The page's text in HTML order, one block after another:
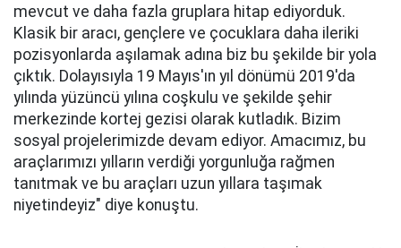
mevcut ve daha fazla gruplara hitap ediyorduk.
Klasik bir aracı, gençlere ve çocuklara daha ileriki
pozisyonlarda aşılamak adına biz bu şekilde bir yola
çıktık. Dolayısıyla 19 Mayıs'ın yıl dönümü 2019'da
yılında yüzüncü yılına coşkulu ve şekilde şehir
merkezinde kortej gezisi olarak kutladık. Bizim
sosyal projelerimizde devam ediyor. Amacımız, bu
araçlarımızı yılların verdiği yorgunluğa rağmen
tanıtmak ve bu araçları uzun yıllara taşımak
niyetindeyiz" diye konuştu.